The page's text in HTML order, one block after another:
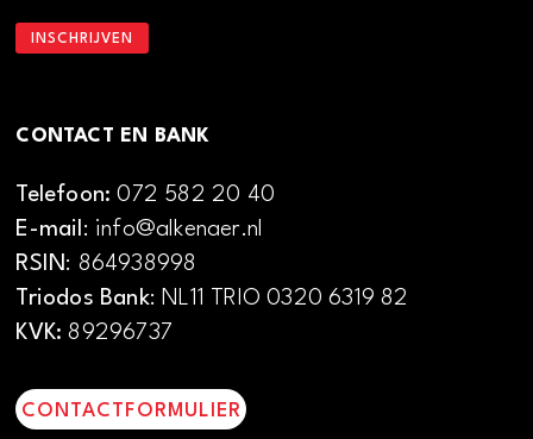
CONTACT EN BANK
Telefoon:072 582 20 40
E-mail: info@alkenaer.nl
RSIN: 864938998
Triodos Bank: NL11 TRIO 0320 6319 82
KVK: 89296737
CONTACTFORMULIER